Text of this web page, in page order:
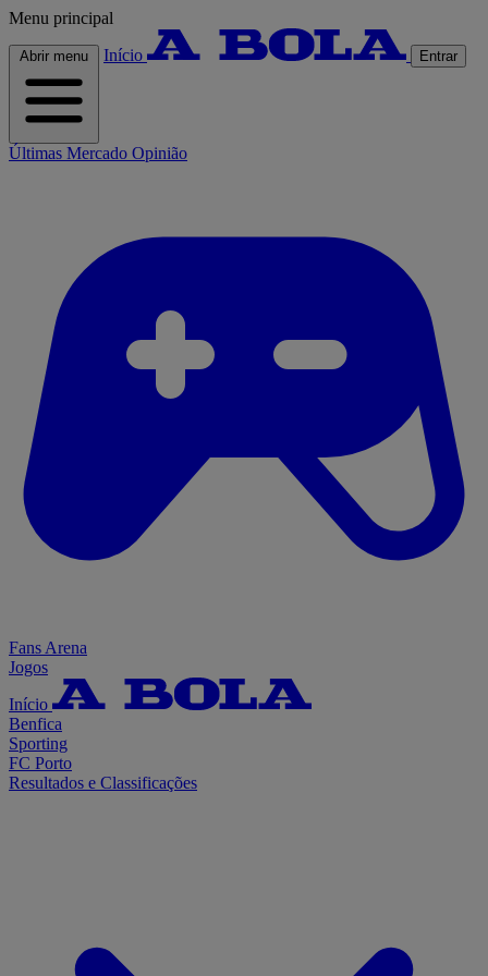
Menu principal
Abrir menu Início Entrar
Últimas Mercado Opinião
Fans Arena
Jogos
Início
Benfica
Sporting
FC Porto
Resultados e Classificações